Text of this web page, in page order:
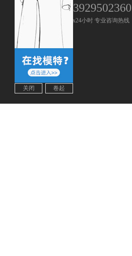
关闭 卷起
13929502360
7x24小时 专业咨询热线